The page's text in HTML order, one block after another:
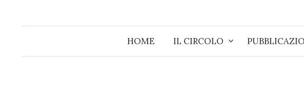
HOME IL CIRCOLO